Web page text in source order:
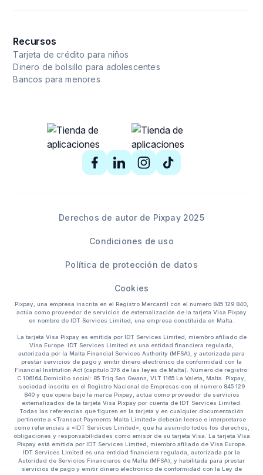
Recursos
Tarjeta de crédito para niños
Dinero de bolsillo para adolescentes
Bancos para menores
Derechos de autor de Pixpay 2025
Condiciones de uso
Política de protección de datos
Cookies
Pixpay, una empresa inscrita en el Registro Mercantil con el número 845 129 840,
actúa como proveedor de servicios de externalización de la tarjeta Visa Pixpay
en nombre de IDT Services Limited, una empresa constituida en Malta.
La tarjeta Visa Pixpay es emitida por IDT Services Limited, miembro afiliado de
Visa Europe. IDT Services Limited es una entidad financiera regulada,
autorizada por la Malta Financial Services Authority (MFSA), y autorizada para
prestar servicios de pago y emitir dinero electrónico de conformidad con la
Financial Institution Act (capítulo 376 de las leyes de Malta). Número de registro:
C 106164.Domicilio social: 85 Triq San Gwann, VLT 1165 La Valeta, Malta. Pixpay,
sociedad inscrita en el Registro Nacional de Empresas con el número 845 129
840 y que opera bajo la marca Pixpay, actúa como proveedor de servicios
externalizados de la tarjeta Visa Pixpay por cuenta de IDT Services Limited.
Todas las referencias que figuren en la tarjeta y en cualquier documentación
pertinente a «Transact Payments Malta Limited» deberán leerse e interpretarse
como referencias a «IDT Services Limited», que ha asumido todos los derechos,
obligaciones y responsabilidades como emisor de su tarjeta Visa. La tarjeta Visa
Pixpay está emitida por IDT Services Limited, miembro afiliado de Visa Europe.
IDT Services Limited es una entidad financiera regulada, autorizada por la
Autoridad de Servicios Financieros de Malta (MFSA), y habilitada para prestar
servicios de pago y emitir dinero electrónico de conformidad con la Ley de